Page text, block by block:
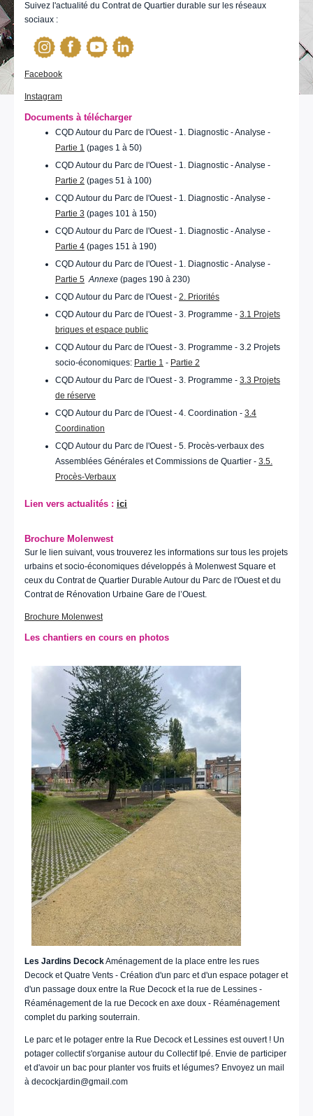
Suivez l'actualité du Contrat de Quartier durable sur les réseaux
sociaux :
Facebook
Instagram
Documents à télécharger
CQD Autour du Parc de l'Ouest - 1. Diagnostic - Analyse -
Partie 1 (pages 1 à 50)
CQD Autour du Parc de l'Ouest - 1. Diagnostic - Analyse -
Partie 2 (pages 51 à 100)
CQD Autour du Parc de l'Ouest - 1. Diagnostic - Analyse -
Partie 3 (pages 101 à 150)
CQD Autour du Parc de l'Ouest - 1. Diagnostic - Analyse -
Partie 4 (pages 151 à 190)
CQD Autour du Parc de l'Ouest - 1. Diagnostic - Analyse -
Partie 5 Annexe (pages 190 à 230)
CQD Autour du Parc de l'Ouest - 2. Priorités
CQD Autour du Parc de l'Ouest - 3. Programme - 3.1 Projets
briques et espace public
CQD Autour du Parc de l'Ouest - 3. Programme - 3.2 Projets
socio-économiques: Partie 1 - Partie 2
CQD Autour du Parc de l'Ouest - 3. Programme - 3.3 Projets
de réserve
CQD Autour du Parc de l'Ouest - 4. Coordination - 3.4
Coordination
CQD Autour du Parc de l'Ouest - 5. Procès-verbaux des
Assemblées Générales et Commissions de Quartier - 3.5.
Procès-Verbaux
Lien vers actualités : ici
Brochure Molenwest
Sur le lien suivant, vous trouverez les informations sur tous les projets
urbains et socio-économiques développés à Molenwest Square et
ceux du Contrat de Quartier Durable Autour du Parc de l'Ouest et du
Contrat de Rénovation Urbaine Gare de l’Ouest.
Brochure Molenwest
Les chantiers en cours en photos
Les Jardins DecockAménagement de la place entre les rues
Decock et Quatre Vents - Création d'un parc et d'un espace potager et
d'un passage doux entre la Rue Decock et la rue de Lessines -
Réaménagement de la rue Decock en axe doux - Réaménagement
complet du parking souterrain.
Le parc et le potager entre la Rue Decock et Lessines est ouvert ! Un
potager collectif s'organise autour du Collectif Ipé. Envie de participer
et d'avoir un bac pour planter vos fruits et légumes? Envoyez un mail
à decockjardin@gmail.com